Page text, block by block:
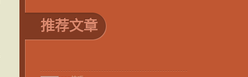
推荐文章
攀枝花网站优化关键词排名如何稳居